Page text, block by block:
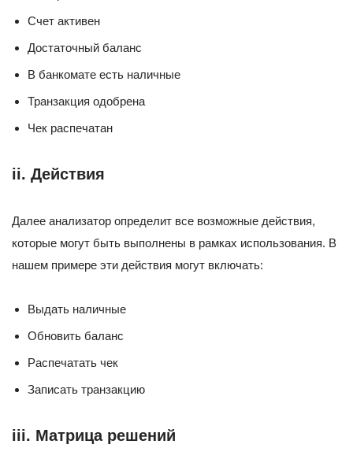
Счет активен
Достаточный баланс
В банкомате есть наличные
Транзакция одобрена
Чек распечатан
ii. Действия
Далее анализатор определит все возможные действия,
которые могут быть выполнены в рамках использования. В
нашем примере эти действия могут включать:
Выдать наличные
Обновить баланс
Распечатать чек
Записать транзакцию
iii. Матрица решений